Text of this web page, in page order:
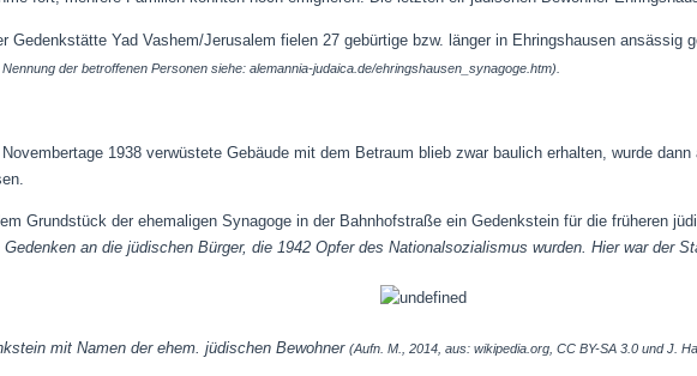
Gedenkstätte Yad Vashem/Jerusalem fielen 27 gebürtige bzw. länger in Ehringshausen ansässig
der betroffenen Personen siehe: alemannia-judaica.de/ehringshausen_synagoge.htm).
Novembertage 1938 verwüstete Gebäude mit dem Betraum blieb zwar baulich erhalten, wurde
Grundstück der ehemaligen Synagoge in der Bahnhofstraße ein Gedenkstein für die früheren
Gedenken an die jüdischen Bürger, die 1942 Opfer des Nationalsozialismus wurden. Hier war der
mit Namen der ehem. jüdischen Bewohner (Aufn. M., 2014, aus: wikipedia.org, CC BY-SA 3.0 und J.